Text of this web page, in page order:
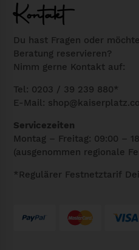
Kontakt
Du hast Fragen oder
Beratung reservieren?
Nimm gerne Kontakt auf:
Tel: 0203 / 39 239 880*
E-Mail:
Servicezeiten
Montag – Freitag: 09:00 –
(ausgenommen regionale
*Regulärer Festnetztarif